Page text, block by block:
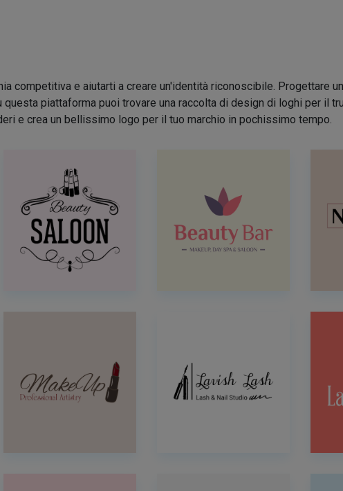
competitiva e aiutarti a creare un'identità riconoscibile. Progettare
piattaforma puoi trovare una raccolta di design di loghi per il
e crea un bellissimo logo per il tuo marchio in pochissimo tempo.